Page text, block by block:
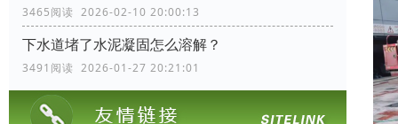
3465阅读 2026-02-10 20:00:13
下水道堵了水泥凝固怎么溶解？
3491阅读 2026-01-27 20:21:01